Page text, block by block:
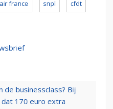
air france snpl cfdt
de businessclass? Bij
170 euro extra